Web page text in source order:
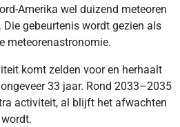
Amerika wel duizend meteoren
gebeurtenis wordt gezien als
meteorenastronomie.
komt zelden voor en herhaalt
33 jaar. Rond 2033–2035
activiteit, al blijft het afwachten